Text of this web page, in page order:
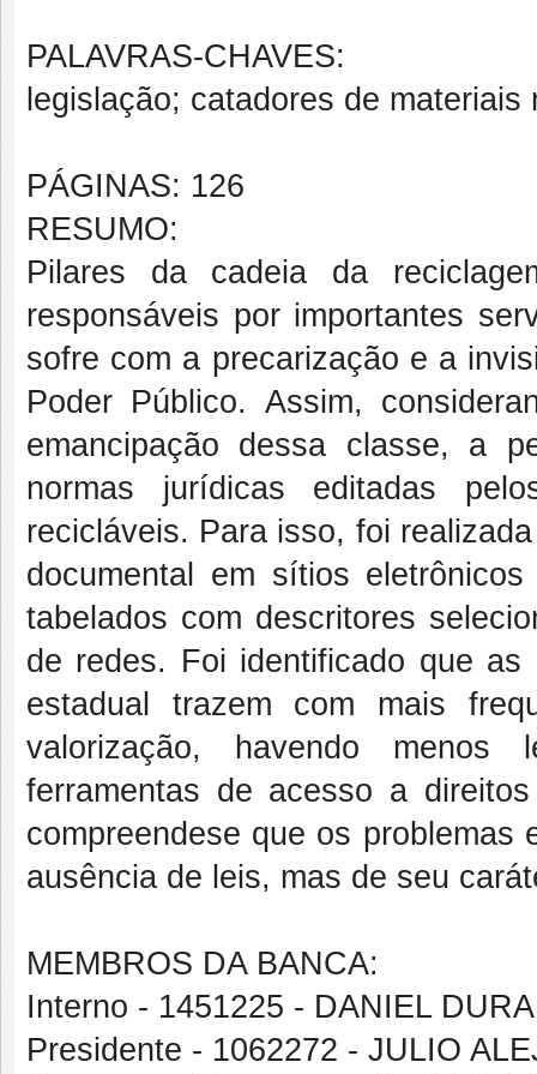
PALAVRAS-CHAVES:
legislação; catadores de
PÁGINAS: 126
RESUMO:
Pilares da cadeia da
responsáveis por importantes
sofre com a precarização e a
Poder Público. Assim,
emancipação dessa classe, a
normas jurídicas editadas
recicláveis. Para isso, foi
documental em sítios
tabelados com descritores
de redes. Foi identificado que
estadual trazem com mais
valorização, havendo menos
ferramentas de acesso a
compreendese que os problemas
ausência de leis, mas de seu
MEMBROS DA BANCA:
Interno - 1451225 - DANIEL
Presidente - 1062272 - JULIO